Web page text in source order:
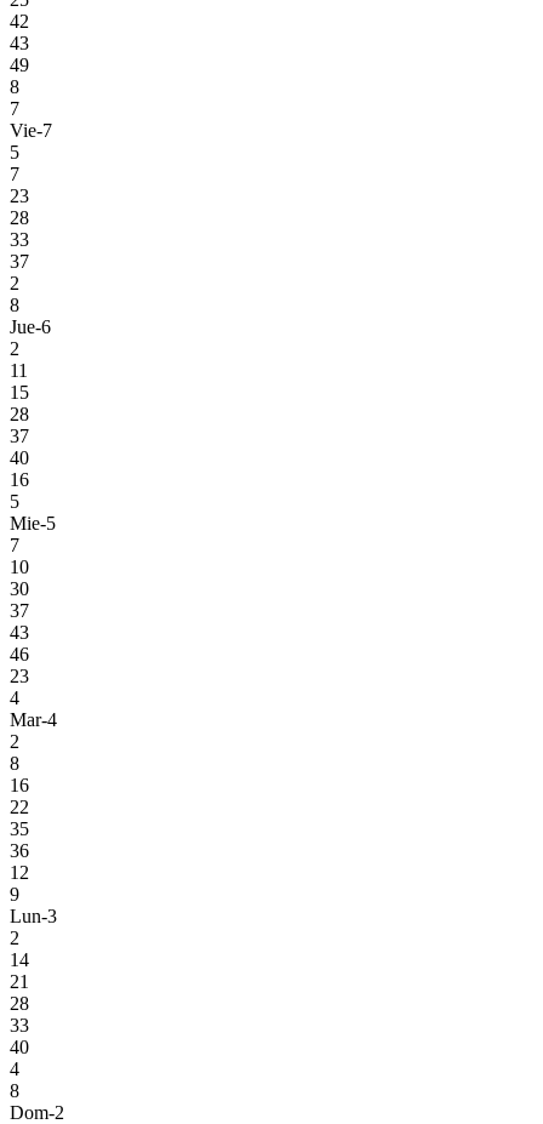
42
43
49
8
7
Vie-7
5
7
23
28
33
37
2
8
Jue-6
2
11
15
28
37
40
16
5
Mie-5
7
10
30
37
43
46
23
4
Mar-4
2
8
16
22
35
36
12
9
Lun-3
2
14
21
28
33
40
4
8
Dom-2